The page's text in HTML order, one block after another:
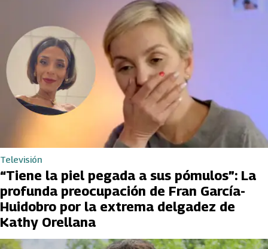
Televisión
“Tiene la piel pegada a sus pómulos”: La
profunda preocupación de Fran García-
Huidobro por la extrema delgadez de
Kathy Orellana